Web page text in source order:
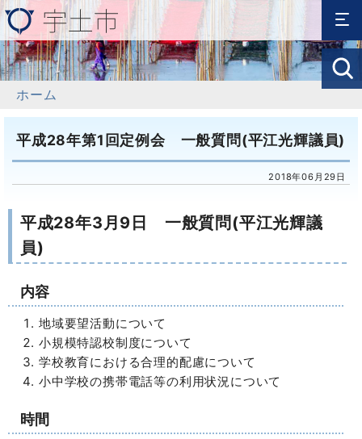
ホーム
平成28年第1回定例会 一般質問(平江光輝議員)
2018年06月29日
平成28年3月9日 一般質問(平江光輝議
員)
内容
地域要望活動について
小規模特認校制度について
学校教育における合理的配慮について
小中学校の携帯電話等の利用状況について
時間